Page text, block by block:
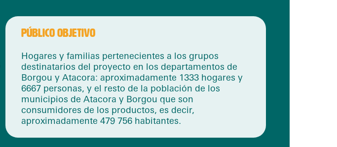
PÚBLICO OBJETIVO
Hogares y familias pertenecientes a los grupos
destinatarios del proyecto en los departamentos de
Borgou y Atacora: aproximadamente 1333 hogares y
6667 personas, y el resto de la población de los
municipios de Atacora y Borgou que son
consumidores de los productos, es decir,
aproximadamente 479 756 habitantes.